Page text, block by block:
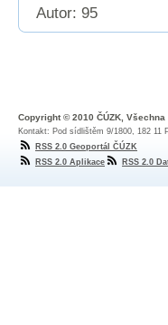
Autor: 95
Copyright © 2010 ČÚZK,
Kontakt: Pod sídlištěm 9/1800, 182 11
RSS 2.0 Geoportál ČÚZK
RSS 2.0 Aplikace
RSS 2.0